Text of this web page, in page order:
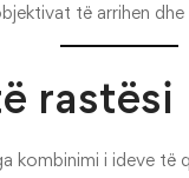
të arrihen
rastësi
kombinimi i ideve të